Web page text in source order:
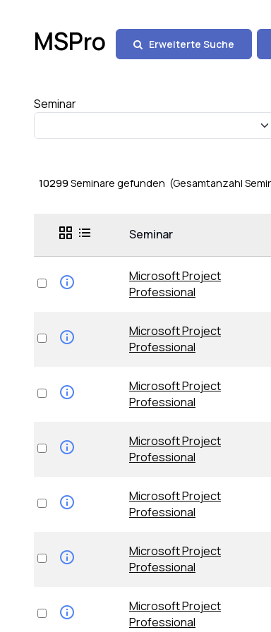
MSPro Erweiterte Suche
Seminar
10299 Seminare gefunden (Gesamtanzahl
Seminar
Microsoft Project
Professional
Microsoft Project
Professional
Microsoft Project
Professional
Microsoft Project
Professional
Microsoft Project
Professional
Microsoft Project
Professional
Microsoft Project
Professional